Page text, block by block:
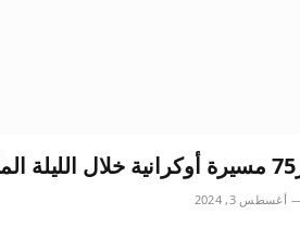
أغسطس 3, 2024